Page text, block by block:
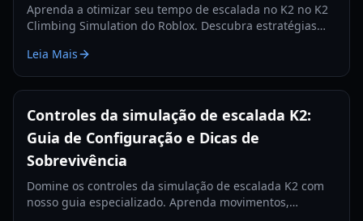
Aprenda a otimizar seu tempo de escalada no K2 no K2
Climbing Simulation do Roblox. Descubra estratégias
acampamentos e ascensão eficiente.
Leia Mais
Controles da simulação de escalada K2:
Guia de Configuração e Dicas de
Sobrevivência
Domine os controles da simulação de escalada K2 com
nosso guia especializado. Aprenda movimentos,